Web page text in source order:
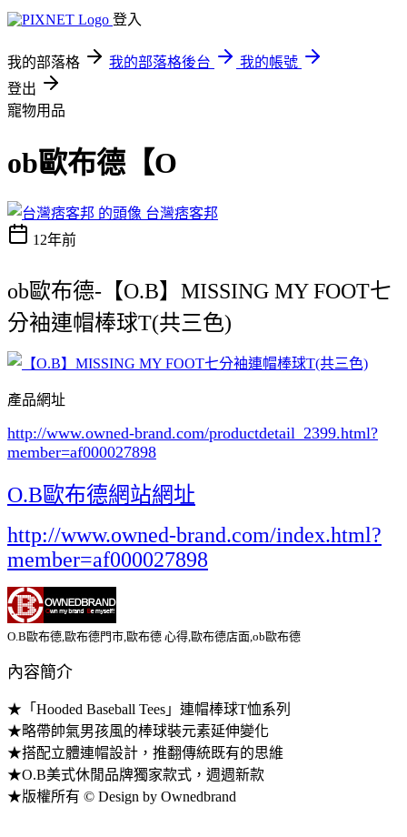
登入
我的部落格 我的部落格後台
我的帳號
登出
寵物用品
ob歐布德【O
台灣痞客邦
12年前
ob歐布德-【O.B】MISSING MY FOOT七
分袖連帽棒球T(共三色)
產品網址
http://www.owned-brand.com/productdetail_2399.html?
member=af000027898
O.B歐布德網站網址
http://www.owned-brand.com/index.html?
member=af000027898
O.B歐布德,歐布德門市,歐布德 心得,歐布德店面,ob歐布德
內容簡介
★「Hooded Baseball Tees」連帽棒球T恤系列
★略帶帥氣男孩風的棒球裝元素延伸變化
★搭配立體連帽設計，推翻傳統既有的思維
★O.B美式休閒品牌獨家款式，週週新款
★版權所有 © Design by Ownedbrand